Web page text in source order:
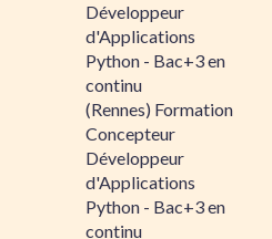
Développeur
d'Applications
Python - Bac+3 en
continu
(Rennes) Formation
Concepteur
Développeur
d'Applications
Python - Bac+3 en
continu